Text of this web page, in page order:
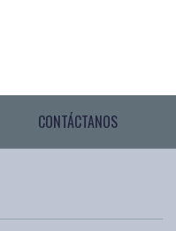
CONTÁCTANOS